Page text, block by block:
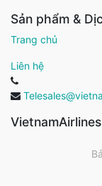
Sản phẩm &
Trang chủ
Liên hệ
VietnamAirlines